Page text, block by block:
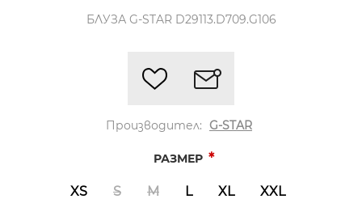
БЛУЗА G-STAR D29113.D709.G106
Производител: G-STAR
РАЗМЕР *
XS S M L XL XXL